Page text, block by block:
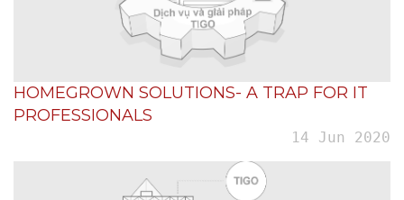
HOMEGROWN SOLUTIONS- A TRAP FOR IT
PROFESSIONALS
14 Jun 2020